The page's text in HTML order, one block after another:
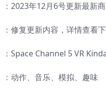
：2023年12月6号更新最新
：修复更新内容，详情查看
：Space Channel 5 VR
：动作、音乐、模拟、趣味